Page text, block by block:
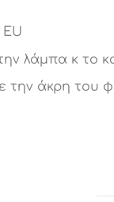
EU
λάμπα κ το
την άκρη του